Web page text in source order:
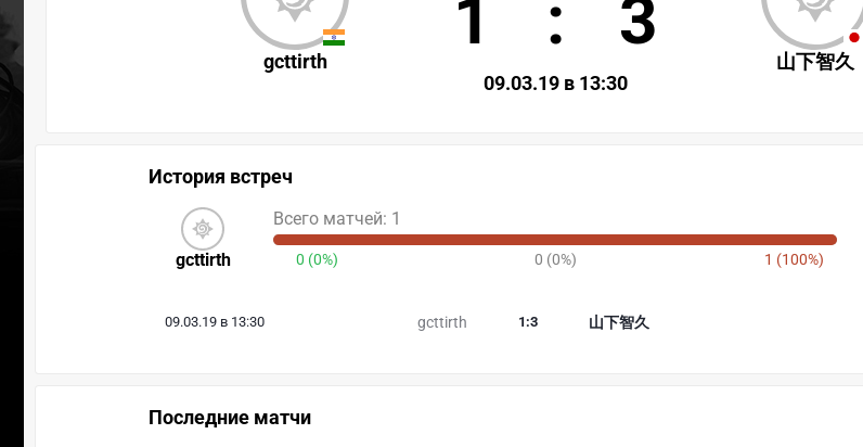
gcttirth 山下智久
1 : 3
09.03.19 в 13:30
История встреч
gcttirth
Всего матчей: 1
0 (0%) 0 (0%) 1 (100%)
09.03.19 в 13:30 gcttirth 山下智久
1 :3
Последние матчи